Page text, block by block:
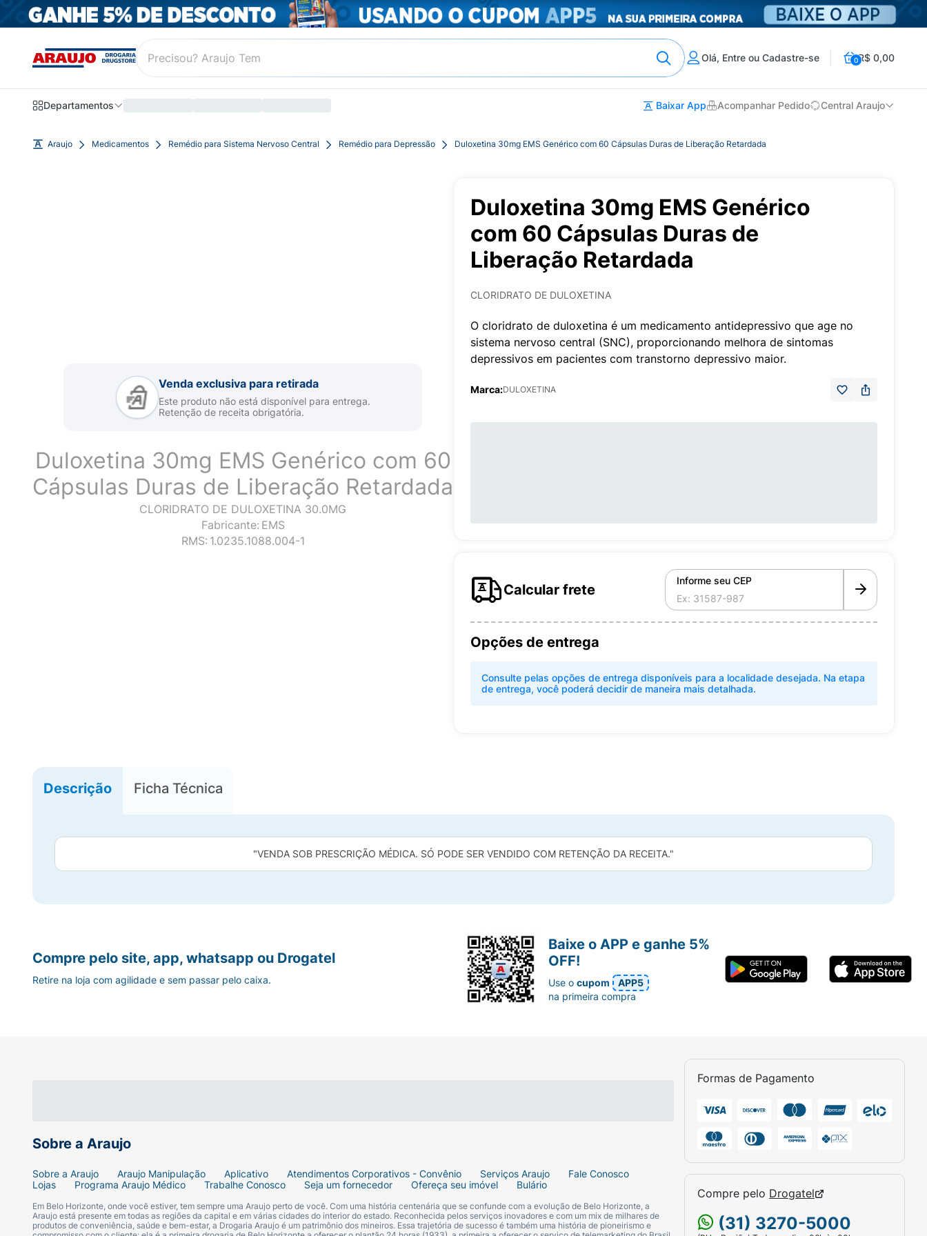
Olá, Entre ou Cadastre-se 0R$ 0,00
Departamentos Baixar App Acompanhar Pedido Central Araujo
Araujo Medicamentos Remédio para Sistema Nervoso Central Remédio para Depressão Duloxetina 30mg EMS Genérico com 60 Cápsulas Duras de Liberação Retardada
Venda exclusiva para retirada
Este produto não está disponível para entrega.
Retenção de receita obrigatória.
Duloxetina 30mg EMS Genérico com 60
Cápsulas Duras de Liberação Retardada
CLORIDRATO DE DULOXETINA 30.0MG
Fabricante: EMS
RMS: 1.0235.1088.004-1
Duloxetina 30mg EMS Genérico
com 60 Cápsulas Duras de
Liberação Retardada
CLORIDRATO DE DULOXETINA
O cloridrato de duloxetina é um medicamento antidepressivo que age no
sistema nervoso central (SNC), proporcionando melhora de sintomas
depressivos em pacientes com transtorno depressivo maior.
Marca:DULOXETINA
Calcular frete
Informe seu CEP
Opções de entrega
Consulte pelas opções de entrega disponíveis para a localidade desejada. Na etapa
de entrega, você poderá decidir de maneira mais detalhada.
Descrição Ficha Técnica
"VENDA SOB PRESCRIÇÃO MÉDICA. SÓ PODE SER VENDIDO COM RETENÇÃO DA RECEITA."
Sobre a Araujo
Sobre a Araujo Araujo Manipulação Aplicativo Atendimentos Corporativos - Convênio Serviços Araujo
Fale Conosco
Lojas
Programa Araujo Médico Trabalhe Conosco Seja um fornecedor Ofereça seu imóvel Bulário
Em Belo Horizonte, onde você estiver, tem sempre uma Araujo perto de você. Com uma história centenária que se confunde com a evolução de Belo Horizonte, a
Araujo está presente em todas as regiões da capital e em várias cidades do interior do estado. Reconhecida pelos serviços inovadores e com um mix de milhares de
produtos de conveniência, saúde e bem-estar, a Drogaria Araujo é um patrimônio dos mineiros. Essa trajetória de sucesso é também uma história de pioneirismo e
Formas de Pagamento
Compre pelo Drogatel
(31) 3270-5000
Compre pelo site, app, whatsapp ou Drogatel
Retire na loja com agilidade e sem passar pelo caixa.
Baixe o APP e ganhe 5%
OFF!
Use ocupom
APP5
na primeira compra